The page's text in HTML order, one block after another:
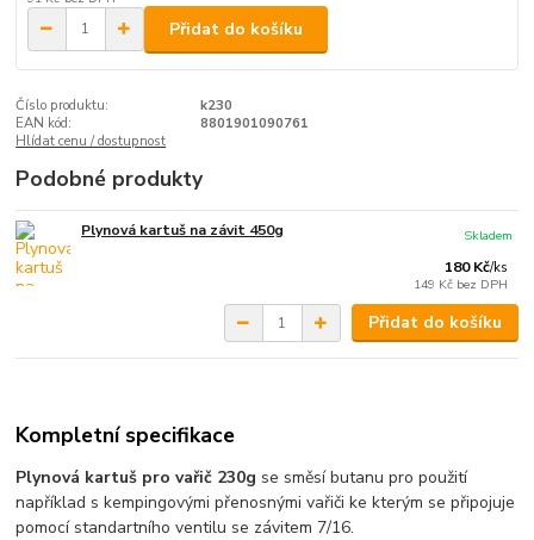
Přidat do košíku
Číslo produktu:
k230
EAN kód:
8801901090761
Hlídat cenu / dostupnost
Podobné produkty
Plynová kartuš na závit 450g
180 Kč/ks
149 Kč bez DPH
Skladem
Přidat do košíku
Kompletní specifikace
Plynová kartuš pro vařič 230g se směsí butanu pro použití
například s kempingovými přenosnými vařiči ke kterým se připojuje
pomocí standartního ventilu se závitem 7/16.